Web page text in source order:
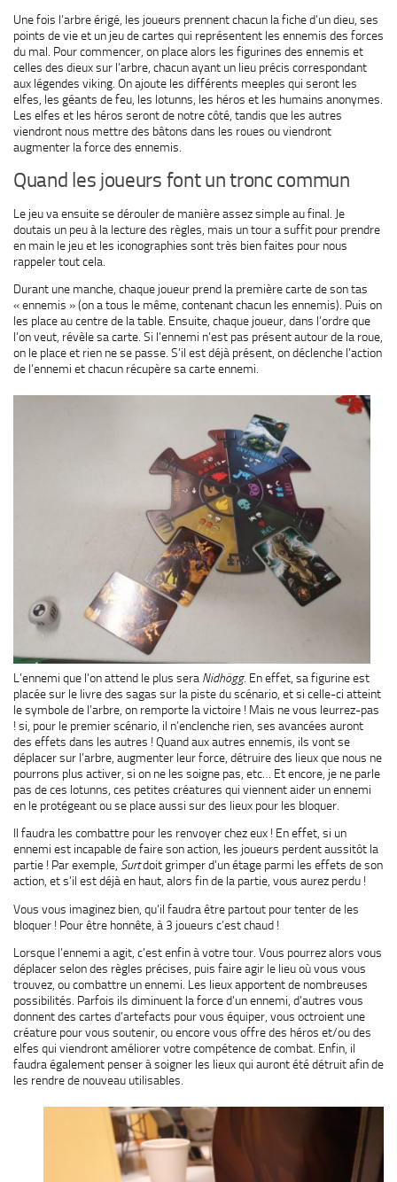
Une fois l’arbre érigé, les joueurs prennent chacun la fiche d’un dieu, ses
points de vie et un jeu de cartes qui représentent les ennemis des forces
du mal. Pour commencer, on place alors les figurines des ennemis et
celles des dieux sur l’arbre, chacun ayant un lieu précis correspondant
aux légendes viking. On ajoute les différents meeples qui seront les
elfes, les géants de feu, les lotunns, les héros et les humains anonymes.
Les elfes et les héros seront de notre côté, tandis que les autres
viendront nous mettre des bâtons dans les roues ou viendront
augmenter la force des ennemis.
Quand les joueurs font un tronc commun
Le jeu va ensuite se dérouler de manière assez simple au final. Je
doutais un peu à la lecture des règles, mais un tour a suffit pour prendre
en main le jeu et les iconographies sont très bien faites pour nous
rappeler tout cela.
Durant une manche, chaque joueur prend la première carte de son tas
« ennemis » (on a tous le même, contenant chacun les ennemis). Puis on
les place au centre de la table. Ensuite, chaque joueur, dans l’ordre que
l’on veut, révèle sa carte. Si l’ennemi n’est pas présent autour de la roue,
on le place et rien ne se passe. S’il est déjà présent, on déclenche l’action
de l’ennemi et chacun récupère sa carte ennemi.
L’ennemi que l’on attend le plus sera Nidhögg. En effet, sa figurine est
placée sur le livre des sagas sur la piste du scénario, et si celle-ci atteint
le symbole de l’arbre, on remporte la victoire ! Mais ne vous leurrez-pas
! si, pour le premier scénario, il n’enclenche rien, ses avancées auront
des effets dans les autres ! Quand aux autres ennemis, ils vont se
déplacer sur l’arbre, augmenter leur force, détruire des lieux que nous ne
pourrons plus activer, si on ne les soigne pas, etc… Et encore, je ne parle
pas de ces lotunns, ces petites créatures qui viennent aider un ennemi
en le protégeant ou se place aussi sur des lieux pour les bloquer.
Il faudra les combattre pour les renvoyer chez eux ! En effet, si un
ennemi est incapable de faire son action, les joueurs perdent aussitôt la
partie ! Par exemple, Surtdoit grimper d’un étage parmi les effets de son
action, et s’il est déjà en haut, alors fin de la partie, vous aurez perdu !
Vous vous imaginez bien, qu’il faudra être partout pour tenter de les
bloquer ! Pour être honnête, à 3 joueurs c’est chaud !
Lorsque l’ennemi a agit, c’est enfin à votre tour. Vous pourrez alors vous
déplacer selon des règles précises, puis faire agir le lieu où vous vous
trouvez, ou combattre un ennemi. Les lieux apportent de nombreuses
possibilités. Parfois ils diminuent la force d’un ennemi, d’autres vous
donnent des cartes d’artefacts pour vous équiper, vous octroient une
créature pour vous soutenir, ou encore vous offre des héros et/ou des
elfes qui viendront améliorer votre compétence de combat. Enfin, il
faudra également penser à soigner les lieux qui auront été détruit afin de
les rendre de nouveau utilisables.